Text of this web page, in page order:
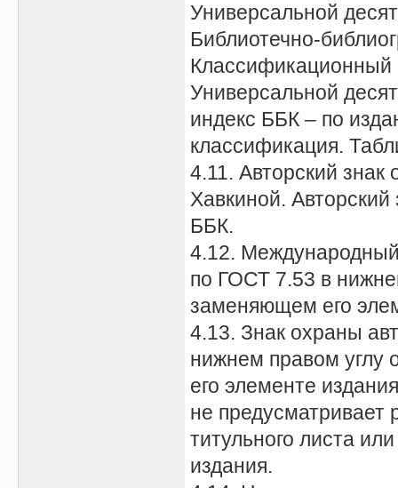
Универсальной
Библиотечно-
Классификационный
Универсальной
индекс ББК – по
классификация.
4.11. Авторский знак
Хавкиной.
ББК.
4.12.
по ГОСТ 7.53 в
заменяющем его
4.13. Знак охраны
нижнем правом углу
его элементе
не
титульного листа
издания.